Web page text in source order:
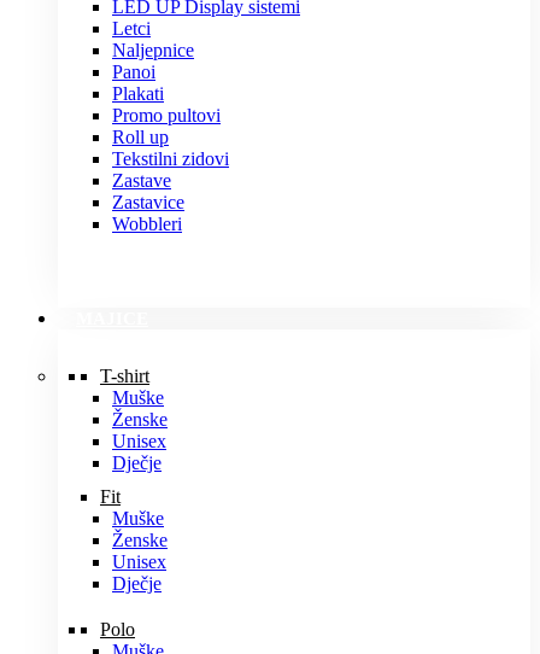
LED UP Display sistemi
Letci
Naljepnice
Panoi
Plakati
Promo pultovi
Roll up
Tekstilni zidovi
Zastave
Zastavice
Wobbleri
T-shirt
Muške
Ženske
Unisex
Dječje
Fit
Muške
Ženske
Unisex
Dječje
Polo